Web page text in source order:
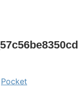
Pocket